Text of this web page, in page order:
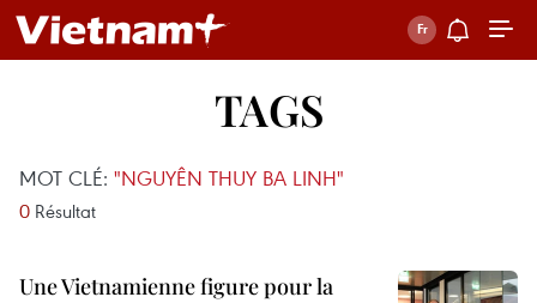
TAGS
MOT CLÉ: "NGUYÊN THUY BA LINH"
0 Résultat
Une Vietnamienne figure pour la